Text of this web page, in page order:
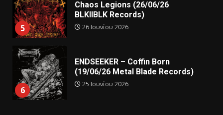
5
Chaos Legions (26/06/26
BLKIIBLK Records)
26 Ιουνίου 2026
6
ENDSEEKER – Coffin Born
(19/06/26 Metal Blade Records)
25 Ιουνίου 2026